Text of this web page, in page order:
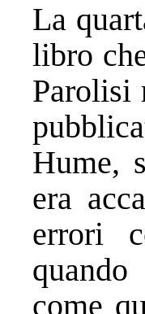
La
libro
Parolisi
Hume,
era
errori
come